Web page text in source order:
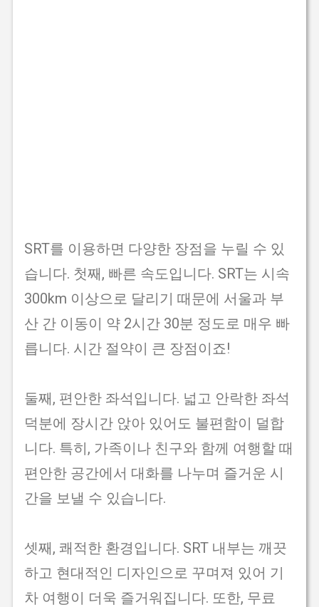
SRT를 이용하면 다양한 장점을 누릴 수 있
습니다. 첫째, 빠른 속도입니다. SRT는 시속
300km 이상으로 달리기 때문에 서울과 부
산 간 이동이 약 2시간 30분 정도로 매우 빠
릅니다. 시간 절약이 큰 장점이죠!
둘째, 편안한 좌석입니다. 넓고 안락한 좌석
덕분에 장시간 앉아 있어도 불편함이 덜합
니다. 특히, 가족이나 친구와 함께 여행할 때
편안한 공간에서 대화를 나누며 즐거운 시
간을 보낼 수 있습니다.
셋째, 쾌적한 환경입니다. SRT 내부는 깨끗
하고 현대적인 디자인으로 꾸며져 있어 기
차 여행이 더욱 즐거워집니다. 또한, 무료